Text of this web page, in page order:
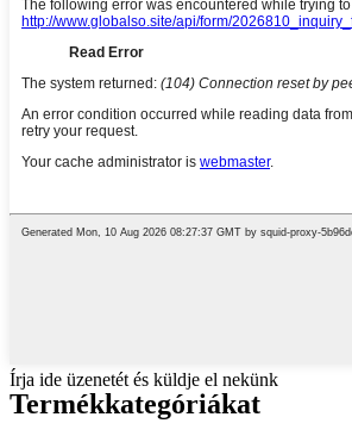
Írja ide üzenetét és küldje el nekünk
Termékkategóriákat